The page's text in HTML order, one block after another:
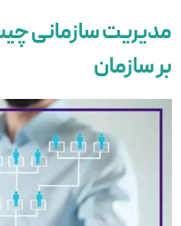
مدیریت سازمانی
بر سازمان‌